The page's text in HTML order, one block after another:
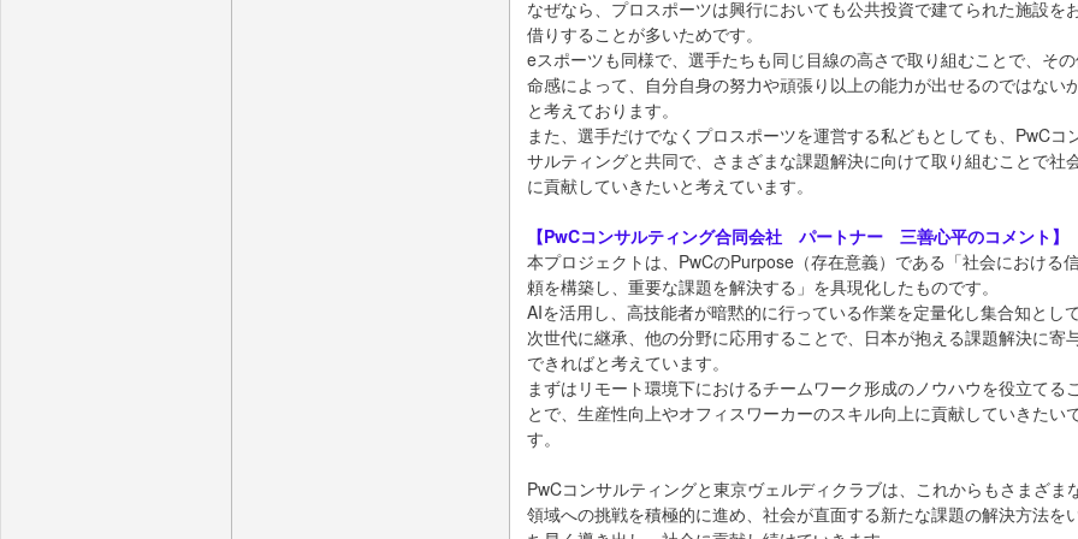
なぜなら、プロスポーツは興行においても公共投資で建てられた施設を
借りすることが多いためです。
eスポーツも同様で、選手たちも同じ目線の高さで取り組むことで、そ
命感によって、自分自身の努力や頑張り以上の能力が出せるのではない
と考えております。
また、選手だけでなくプロスポーツを運営する私どもとしても、PwCコ
サルティングと共同で、さまざまな課題解決に向けて取り組むことで社
に貢献していきたいと考えています。
【PwCコンサルティング合同会社 パートナー 三善心平のコメント】
本プロジェクトは、PwCのPurpose（存在意義）である「社会における
頼を構築し、重要な課題を解決する」を具現化したものです。
AIを活用し、高技能者が暗黙的に行っている作業を定量化し集合知として
次世代に継承、他の分野に応用することで、日本が抱える課題解決に寄
できればと考えています。
まずはリモート環境下におけるチームワーク形成のノウハウを役立てるこ
とで、生産性向上やオフィスワーカーのスキル向上に貢献していきたい
す。
PwCコンサルティングと東京ヴェルディクラブは、これからもさまざま
領域への挑戦を積極的に進め、社会が直面する新たな課題の解決方法を